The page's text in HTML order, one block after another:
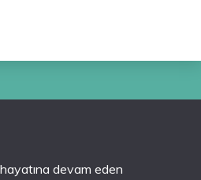
devam eden